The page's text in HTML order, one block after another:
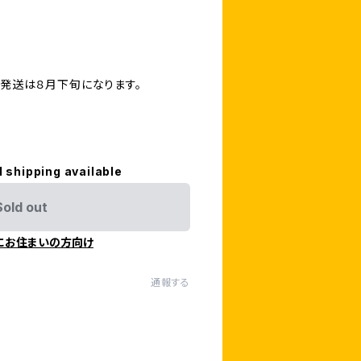
送は８月下旬になります。
shipping available
out
お住まいの方向け
通報する